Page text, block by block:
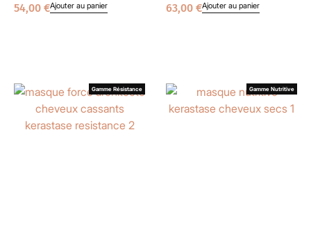
54,00 €Ajouter au panier 63,00 €Ajouter au panier
Gamme Résistance Gamme Nutritive